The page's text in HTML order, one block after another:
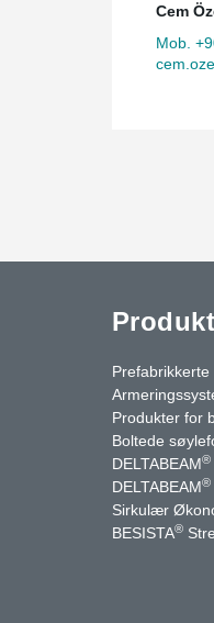
Cem
Mob.
Produkter for
Boltede
DELTABEAM®
DELTABEAM®
Sirkulær
BESISTA®